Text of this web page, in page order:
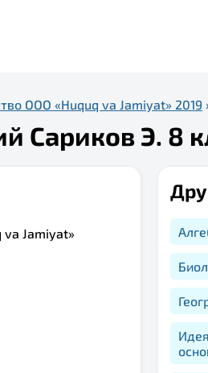
ООО «Huquq va Jamiyat» 2019 ›
Сариков Э. 8
va Jamiyat»